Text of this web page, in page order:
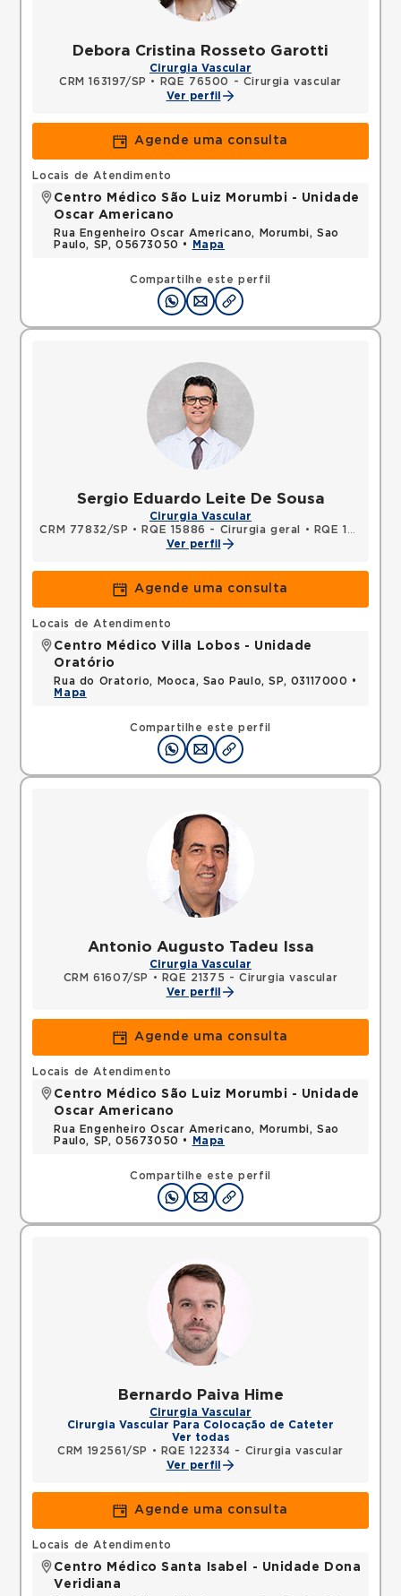
Debora Cristina Rosseto Garotti
Cirurgia Vascular
CRM 163197/SP •
RQE 76500 - Cirurgia vascular
Ver perfil
Agende uma consulta
Compartilhe este perfil
Locais de Atendimento
Centro Médico São Luiz Morumbi - Unidade
Oscar Americano
Rua Engenheiro Oscar Americano, Morumbi, Sao
Paulo, SP, 05673050 •
Mapa
Sergio Eduardo Leite De Sousa
Cirurgia Vascular
CRM 77832/SP • RQE 15886 - Cirurgia geral •
RQE 15887 - Cirurgia vascular
Ver perfil
Agende uma consulta
Compartilhe este perfil
Locais de Atendimento
Centro Médico Villa Lobos - Unidade
Oratório
Rua do Oratorio, Mooca, Sao Paulo, SP, 03117000 •
Mapa
Antonio Augusto Tadeu Issa
Cirurgia Vascular
CRM 61607/SP
•
RQE 21375 - Cirurgia vascular
Ver perfil
Agende uma consulta
Compartilhe este perfil
Locais de Atendimento
Centro Médico São Luiz Morumbi - Unidade
Oscar Americano
Rua Engenheiro Oscar Americano, Morumbi, Sao
Paulo, SP, 05673050 •
Mapa
Bernardo Paiva Hime
Cirurgia Vascular
Cirurgia Vascular Para Colocação de Cateter
Ver todas
CRM 192561/SP
•
RQE 122334 - Cirurgia vascular
Ver perfil
Agende uma consulta
Locais de Atendimento
Centro Médico Santa Isabel - Unidade Dona
Veridiana